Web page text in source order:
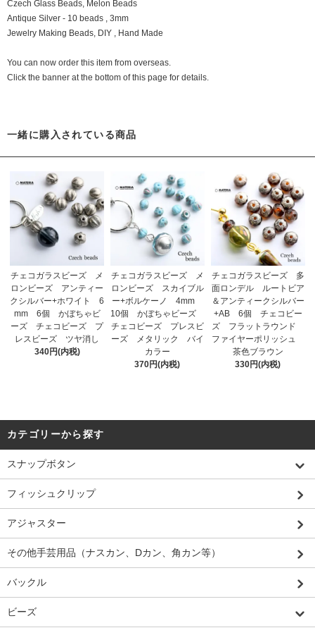
Czech Glass Beads, Melon Beads
Antique Silver - 10 beads , 3mm
Jewelry Making Beads, DIY , Hand Made
You can now order this item from overseas.
Click the banner at the bottom of this page for details.
一緒に購入されている商品
チェコガラスビーズ メ
ロンビーズ アンティー
クシルバー+ホワイト 6
mm 6個 かぼちゃビ
ーズ チェコビーズ プ
レスビーズ ツヤ消し
340円(内税)
チェコガラスビーズ メ
ロンビーズ スカイブル
ー+ボルケーノ 4mm
10個 かぼちゃビーズ
チェコビーズ プレスビ
ーズ メタリック バイ
カラー
370円(内税)
チェコガラスビーズ 多
面ロンデル ルートビア
＆アンティークシルバー
+AB 6個 チェコビー
ズ フラットラウンド
ファイヤーポリッシュ
茶色ブラウン
330円(内税)
カテゴリーから探す
スナップボタン
フィッシュクリップ
アジャスター
その他手芸用品（ナスカン、Dカン、角カン等）
バックル
ビーズ